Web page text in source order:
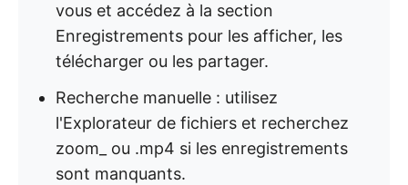
vous et accédez à la section
Enregistrements pour les afficher, les
télécharger ou les partager.
Recherche manuelle : utilisez
l'Explorateur de fichiers et recherchez
zoom_ ou .mp4 si les enregistrements
sont manquants.